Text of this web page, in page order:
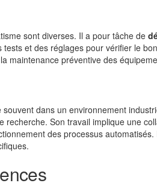
sont diverses. Il a pour tâche de
et des réglages pour vérifier le
maintenance préventive des
dans un environnement
Son travail implique une
des processus